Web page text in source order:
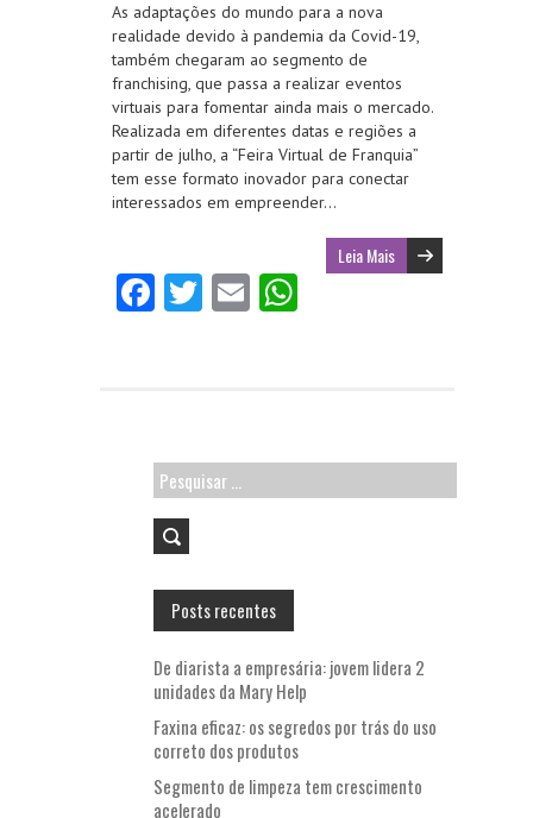
As adaptações do mundo para a nova
realidade devido à pandemia da Covid-19,
também chegaram ao segmento de
franchising, que passa a realizar eventos
virtuais para fomentar ainda mais o mercado.
Realizada em diferentes datas e regiões a
partir de julho, a “Feira Virtual de Franquia”
tem esse formato inovador para conectar
interessados em empreender…
Leia Mais
Fa
k
T E
Pesquisar
por:
Posts recentes
De diarista a empresária: jovem lidera 2
unidades da Mary Help
Faxina eficaz: os segredos por trás do uso
correto dos produtos
Segmento de limpeza tem crescimento
acelerado